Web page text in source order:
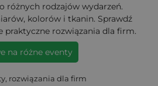
różnych rodzajów wydarzeń.
kolorów i tkanin. Sprawdź
praktyczne rozwiązania dla firm.
na różne eventy